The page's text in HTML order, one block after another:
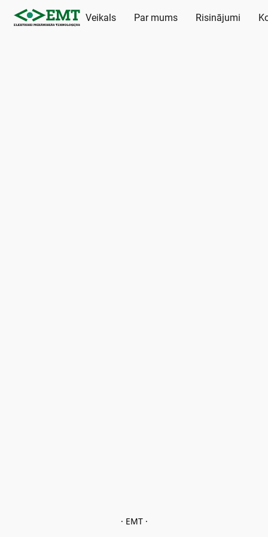
Veikals Par mums Risinājumi
· EMT ·